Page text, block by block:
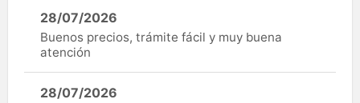
28/07/2026
Buenos precios, trámite fácil y muy buena
atención
28/07/2026